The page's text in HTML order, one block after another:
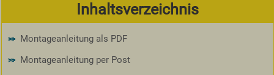
Inhaltsverzeichnis
Montageanleitung als PDF
Montageanleitung per Post